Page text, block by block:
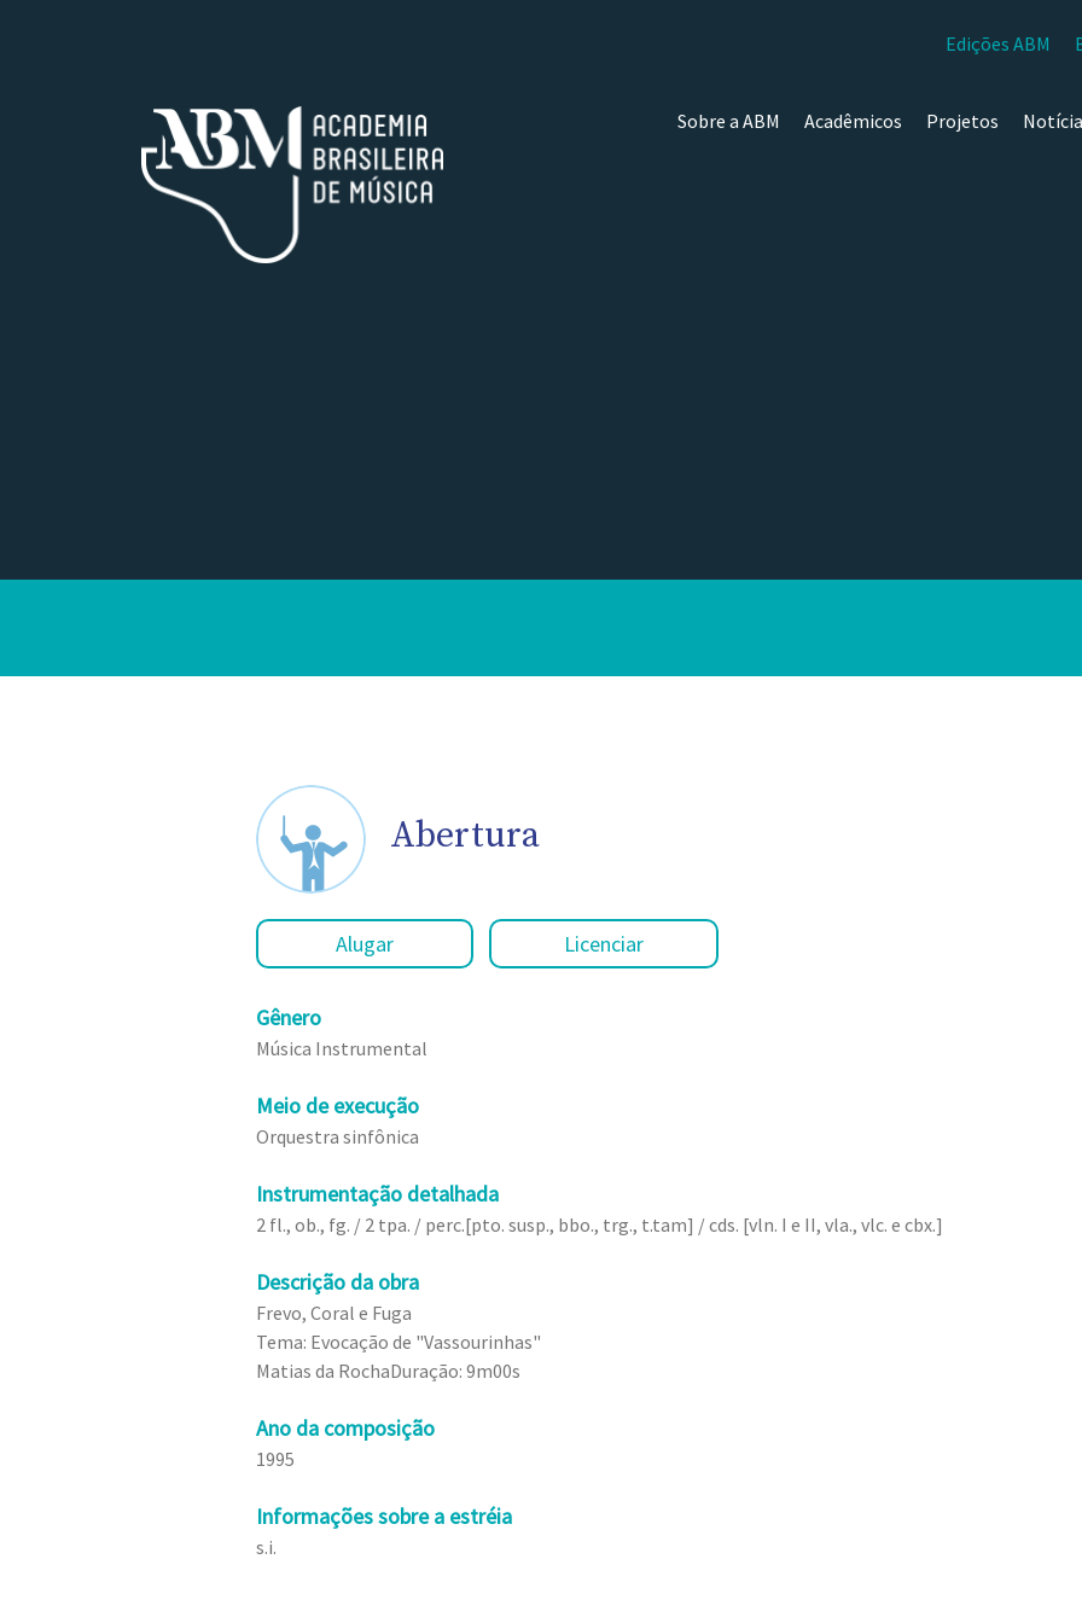
Edições ABM
Sobre a ABM Acadêmicos Projetos
Abertura
Alugar Licenciar
Gênero
Música Instrumental
Meio de execução
Orquestra sinfônica
Instrumentação detalhada
2 fl., ob., fg. / 2 tpa. / perc.[pto. susp., bbo., trg., t.tam] / cds. [vln. I e II, vla., vlc. e cbx.]
Descrição da obra
Frevo, Coral e Fuga
Tema: Evocação de "Vassourinhas"
Matias da RochaDuração: 9m00s
Ano da composição
1995
Informações sobre a estréia
s.i.